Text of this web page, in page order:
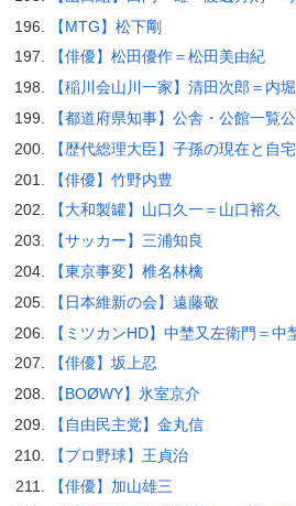
【MTG】松下剛
【俳優】松田優作＝松田美由紀
【稲川会山川一家】清田次郎＝内
【都道府県知事】公舎・公館一覧公
【歴代総理大臣】子孫の現在と自
【俳優】竹野内豊
【大和製罐】山口久一＝山口裕久
【サッカー】三浦知良
【東京事変】椎名林檎
【日本維新の会】遠藤敬
【ミツカンHD】中埜又左衛門＝中
【俳優】坂上忍
【BOØWY】氷室京介
【自由民主党】金丸信
【プロ野球】王貞治
【俳優】加山雄三